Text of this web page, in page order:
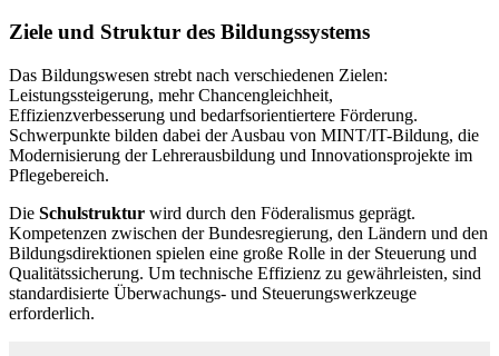
Ziele und Struktur des Bildungssystems
Das Bildungswesen strebt nach verschiedenen Zielen:
Leistungssteigerung, mehr Chancengleichheit,
Effizienzverbesserung und bedarfsorientiertere Förderung.
Schwerpunkte bilden dabei der Ausbau von MINT/IT-Bildung, die
Modernisierung der Lehrerausbildung und Innovationsprojekte im
Pflegebereich.
Die Schulstruktur wird durch den Föderalismus geprägt.
Kompetenzen zwischen der Bundesregierung, den Ländern und den
Bildungsdirektionen spielen eine große Rolle in der Steuerung und
Qualitätssicherung. Um technische Effizienz zu gewährleisten, sind
standardisierte Überwachungs- und Steuerungswerkzeuge
erforderlich.